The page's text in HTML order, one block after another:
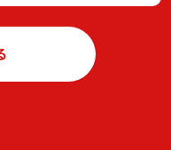
8709 三菱
365
1月7日(水)
りの営業となり